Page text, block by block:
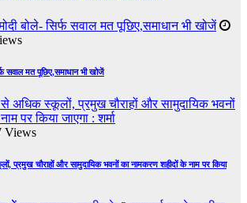
सवाल मत पूछिए,समाधान भी खोजें
Views
प्रमुख चौराहों और सामुदायिक भवनों का नामकरण शहीदों के नाम पर किया